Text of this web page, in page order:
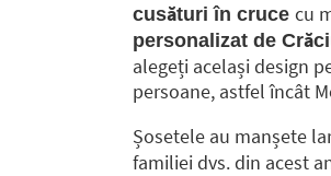
cusături în cruce cu
personalizat de
alegeți același design
persoane, astfel încât
Șosetele au manșete
familiei dvs. din acest